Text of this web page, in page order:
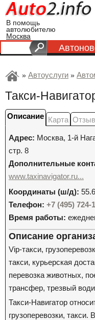
В помощь
автолюбителю
Москва
» Автоуслуги »
Такси-
Описание Карта
Адрес: Москва, 1-й
стр. 8
Дополнительные
www.taxinavigator.ru...
Координаты (ш/д):
Телефон: +7 (495) 724-
Время работы:
Описание
Vip-такси,
такси, курьерская
перевозка животных,
трансфер, трезвый
Такси-Навигатор
грузоперевозки,